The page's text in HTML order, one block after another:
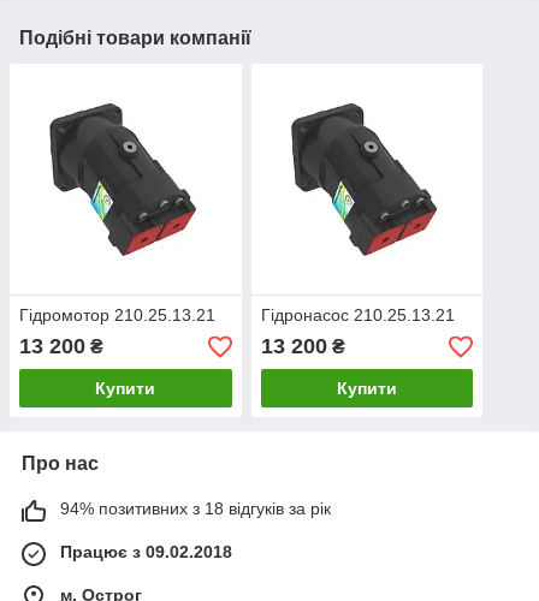
Подібні товари компанії
Гідромотор 210.25.13.21
13 200 ₴
Купити
Гідронасос 210.25.13.21
13 200₴
Купити
Про нас
94% позитивних з 18 відгуків за рік
Працює з 09.02.2018
м. Острог